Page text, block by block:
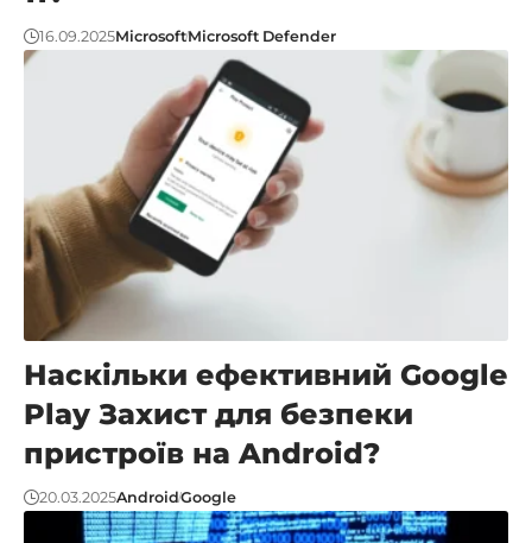
16.09.2025MicrosoftMicrosoft Defender
Наскільки ефективний Google
Play Захист для безпеки
пристроїв на Android?
20.03.2025AndroidGoogle